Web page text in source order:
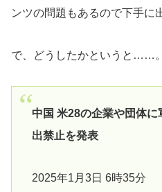
ンツの問題もあるので下手に
で、どうしたかというと……。
中国 米28の企業や団体
出禁止を発表
2025年1月3日 6時35分